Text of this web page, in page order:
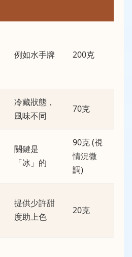
例如水手牌 200克
冷藏狀態，
風味不同
70克
關鍵是
「冰」的
90克 (視
情況微
調)
提供少許甜
度助上色
20克